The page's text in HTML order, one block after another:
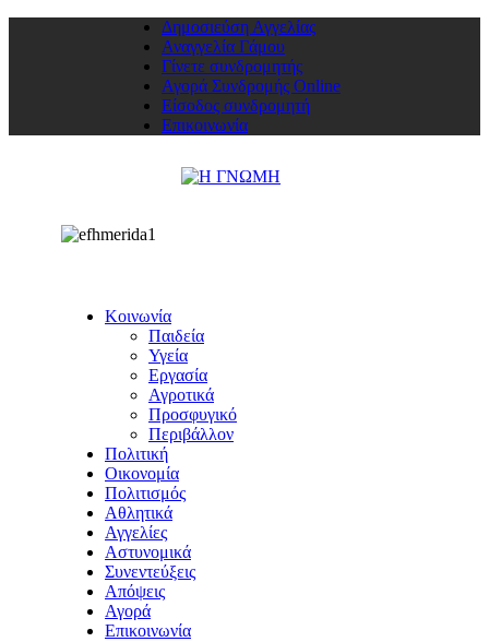
Δημοσιεύση Αγγελίας
Αναγγελία Γάμου
Γίνετε συνδρομητής
Αγορά Συνδρομής Online
Είσοδος συνδρομητή
Επικοινωνία
Κοινωνία
Παιδεία
Υγεία
Εργασία
Αγροτικά
Προσφυγικό
Περιβάλλον
Πολιτική
Οικονομία
Πολιτισμός
Αθλητικά
Αγγελίες
Αστυνομικά
Συνεντεύξεις
Απόψεις
Αγορά
Επικοινωνία